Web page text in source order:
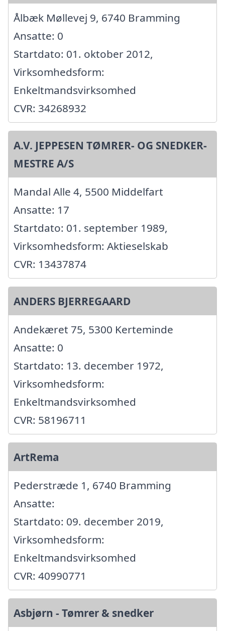
Ålbæk Møllevej 9, 6740 Bramming
Ansatte: 0
Startdato: 01. oktober 2012,
Virksomhedsform:
Enkeltmandsvirksomhed
CVR: 34268932
A.V. JEPPESEN TØMRER- OG SNEDKER-
MESTRE A/S
Mandal Alle 4, 5500 Middelfart
Ansatte: 17
Startdato: 01. september 1989,
Virksomhedsform: Aktieselskab
CVR: 13437874
ANDERS BJERREGAARD
Andekæret 75, 5300 Kerteminde
Ansatte: 0
Startdato: 13. december 1972,
Virksomhedsform:
Enkeltmandsvirksomhed
CVR: 58196711
ArtRema
Pederstræde 1, 6740 Bramming
Ansatte:
Startdato: 09. december 2019,
Virksomhedsform:
Enkeltmandsvirksomhed
CVR: 40990771
Asbjørn - Tømrer & snedker